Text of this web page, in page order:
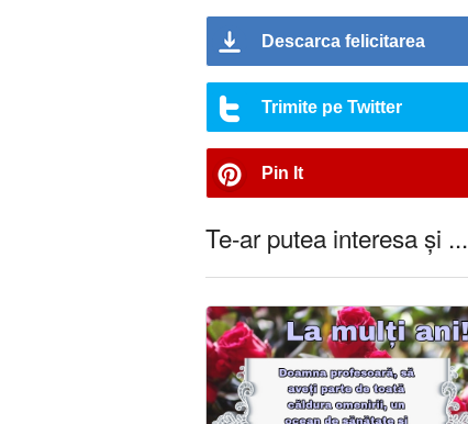
Descarca felicitarea
Trimite pe Twitter
Pin It
Te-ar putea interesa și ...